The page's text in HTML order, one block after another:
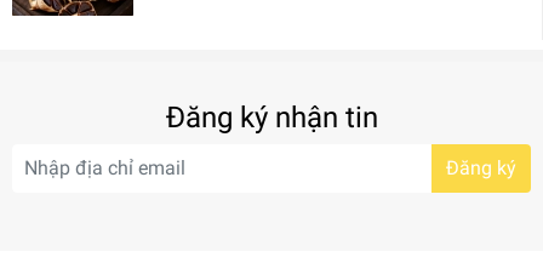
Đăng ký nhận tin
Đăng ký